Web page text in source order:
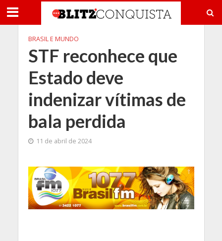
BRASIL E MUNDO
STF reconhece que
Estado deve
indenizar vítimas de
bala perdida
11 de abril de 2024